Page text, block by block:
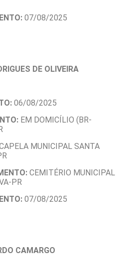
07/08/2025
DE OLIVEIRA
06/08/2025
EM DOMICÍLIO (BR-
MUNICIPAL SANTA
CEMITÉRIO MUNICIPAL
PR
07/08/2025
CAMARGO